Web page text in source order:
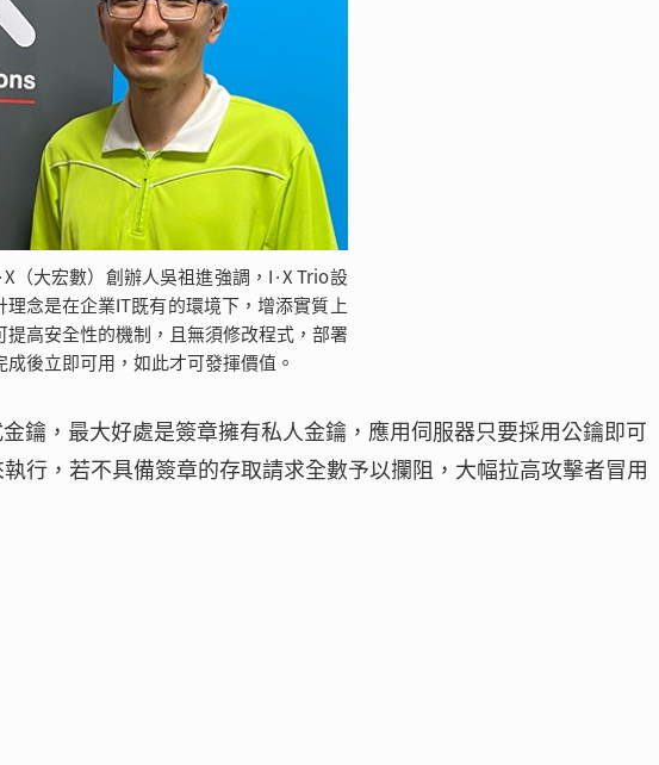
（大宏數）創辦人吳祖進強調，I·X Trio設
理念是在企業IT既有的環境下，增添實質上
提高安全性的機制，且無須修改程式，部署
成後立即可用，如此才可發揮價值。
鑰，最大好處是簽章擁有私人金鑰，應用伺服器只要採用公鑰即可
行，若不具備簽章的存取請求全數予以攔阻，大幅拉高攻擊者冒用